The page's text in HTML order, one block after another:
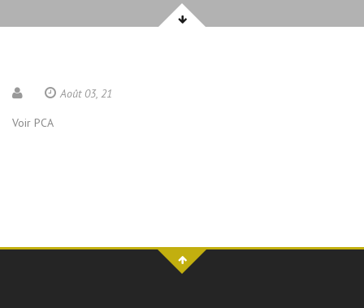
Août 03, 21
Voir PCA